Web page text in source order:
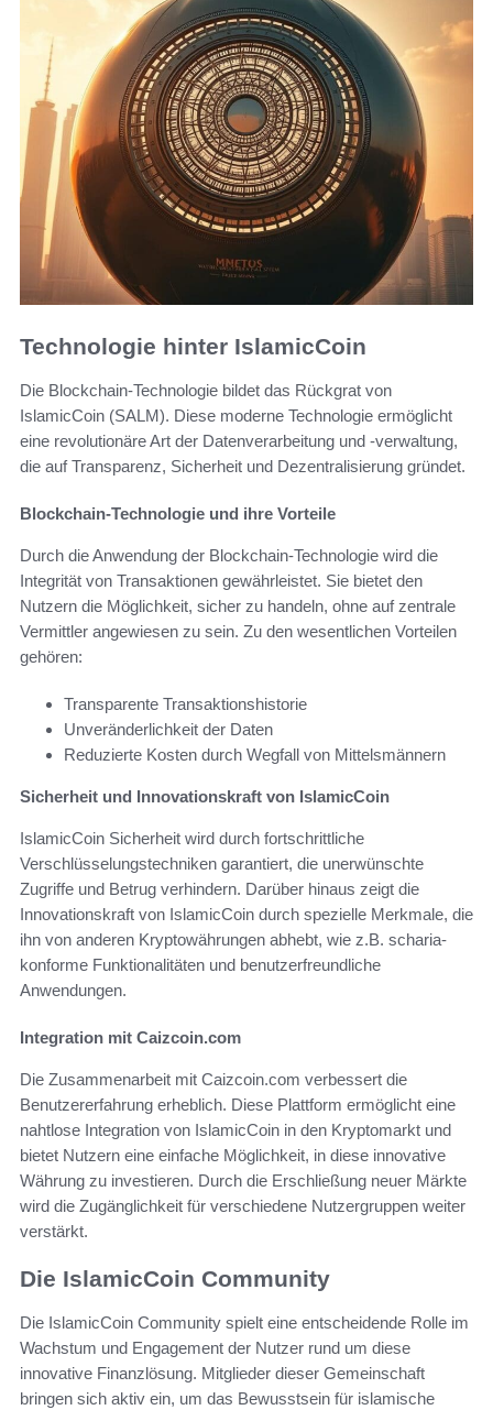
Technologie hinter IslamicCoin
Die Blockchain-Technologie bildet das Rückgrat von
IslamicCoin (SALM). Diese moderne Technologie ermöglicht
eine revolutionäre Art der Datenverarbeitung und -verwaltung,
die auf Transparenz, Sicherheit und Dezentralisierung gründet.
Blockchain-Technologie und ihre Vorteile
Durch die Anwendung der Blockchain-Technologie wird die
Integrität von Transaktionen gewährleistet. Sie bietet den
Nutzern die Möglichkeit, sicher zu handeln, ohne auf zentrale
Vermittler angewiesen zu sein. Zu den wesentlichen Vorteilen
gehören:
Transparente Transaktionshistorie
Unveränderlichkeit der Daten
Reduzierte Kosten durch Wegfall von Mittelsmännern
Sicherheit und Innovationskraft von IslamicCoin
IslamicCoin Sicherheit wird durch fortschrittliche
Verschlüsselungstechniken garantiert, die unerwünschte
Zugriffe und Betrug verhindern. Darüber hinaus zeigt die
Innovationskraft von IslamicCoin durch spezielle Merkmale, die
ihn von anderen Kryptowährungen abhebt, wie z.B. scharia-
konforme Funktionalitäten und benutzerfreundliche
Anwendungen.
Integration mit Caizcoin.com
Die Zusammenarbeit mit Caizcoin.com verbessert die
Benutzererfahrung erheblich. Diese Plattform ermöglicht eine
nahtlose Integration von IslamicCoin in den Kryptomarkt und
bietet Nutzern eine einfache Möglichkeit, in diese innovative
Währung zu investieren. Durch die Erschließung neuer Märkte
wird die Zugänglichkeit für verschiedene Nutzergruppen weiter
verstärkt.
Die IslamicCoin Community
Die IslamicCoin Community spielt eine entscheidende Rolle im
Wachstum und Engagement der Nutzer rund um diese
innovative Finanzlösung. Mitglieder dieser Gemeinschaft
bringen sich aktiv ein, um das Bewusstsein für islamische